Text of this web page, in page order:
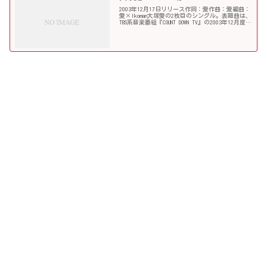
2003年12月17日リリース作詞：愛作曲：愛編曲：
愛×Ikoman大塚愛の2枚目のシングル。表題曲は、
TBS系音楽番組『COUNT DOWN TV』の2003年12月度オ